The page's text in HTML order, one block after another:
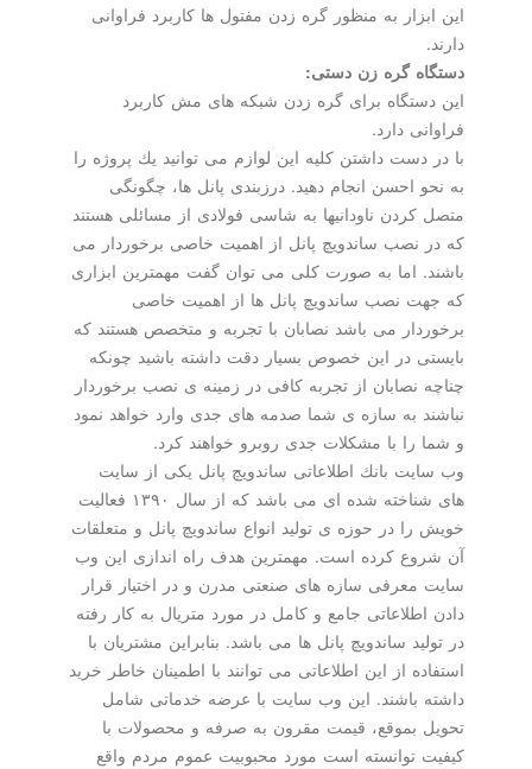
این ابزار به منظور گره زدن مفتول ها كاربرد فراوانی
دستگاه گره زن دستی:
این دستگاه برای گره زدن شبكه های مش كاربرد
فراوانی دارد.
با در دست داشتن كلیه این لوازم می توانید یك پروژه را
به نحو احسن انجام دهید. درزبندی پانل ها، چگونگی
متصل كردن ناودانیها به شاسی فولادی از مسائلی هستند
كه در نصب ساندویچ پانل از اهمیت خاصی برخوردار می
باشند. اما به صورت كلی می توان گفت مهمترین ابزاری
كه جهت نصب ساندویچ پانل ها از اهمیت خاصی
برخوردار می باشد نصابان با تجربه و متخصص هستند كه
بایستی در این خصوص بسیار دقت داشته باشید چونكه
چناچه نصابان از تجربه كافی در زمینه ی نصب برخوردار
نباشند به سازه ی شما صدمه های جدی وارد خواهد نمود
و شما را با مشكلات جدی روبرو خواهند كرد.
وب سایت بانك اطلاعاتی ساندویچ پانل یكی از سایت
های شناخته شده ای می باشد كه از سال ۱۳۹۰ فعالیت
خویش را در حوزه ی تولید انواع ساندویچ پانل و متعلقات
آن شروع كرده است. مهمترین هدف راه اندازی این وب
سایت معرفی سازه های صنعتی مدرن و در اختیار قرار
دادن اطلاعاتی جامع و كامل در مورد متریال به كار رفته
در تولید ساندویچ پانل ها می باشد. بنابراین مشتریان با
استفاده از این اطلاعاتی می توانند با اطمینان خاطر خرید
داشته باشند. این وب سایت با عرضه خدماتی شامل
تحویل بموقع، قیمت مقرون به صرفه و محصولات با
كیفیت توانسته است مورد محبوبیت عموم مردم واقع